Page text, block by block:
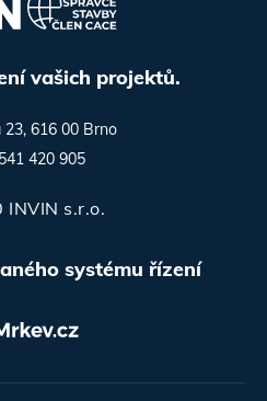
vašich projektů.
23, 616 00 Brno
420 905
s.r.o.
systému řízení